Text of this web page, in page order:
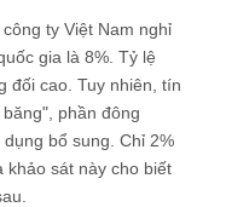
ty Việt Nam nghỉ
gia là 8%. Tỷ lệ
đối cao. Tuy nhiên, tín
phần đông
bổ sung. Chỉ 2%
khảo sát này cho biết